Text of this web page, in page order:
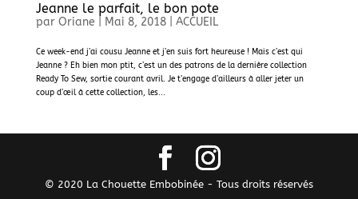
Jeanne le parfait, le bon pote
par Oriane Mai 8, 2018| ACCUEIL
Ce week-end j’ai cousu Jeanne et j’en suis fort heureuse ! Mais c’est qui
Jeanne ? Eh bien mon ptit, c’est un des patrons de la dernière collection
Ready To Sew, sortie courant avril. Je t’engage d’ailleurs à aller jeter un
coup d’œil à cette collection, les...
© 2020 La Chouette Embobinée - Tous droits réservés